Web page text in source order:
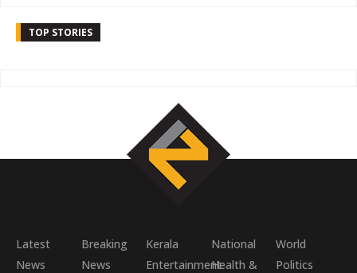
TOP STORIES
Latest
News
Breaking
News
Kerala National
World
EntertainmentHealth & Politics